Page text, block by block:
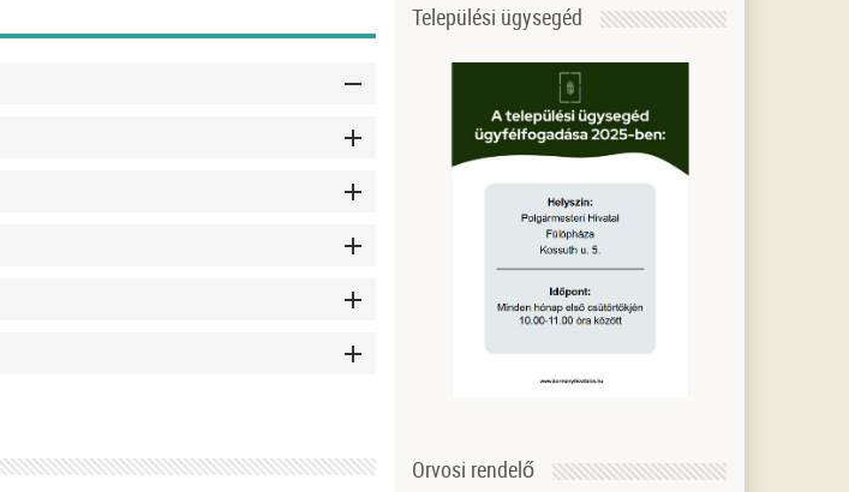
Települési ügysegéd
Orvosi rendelő